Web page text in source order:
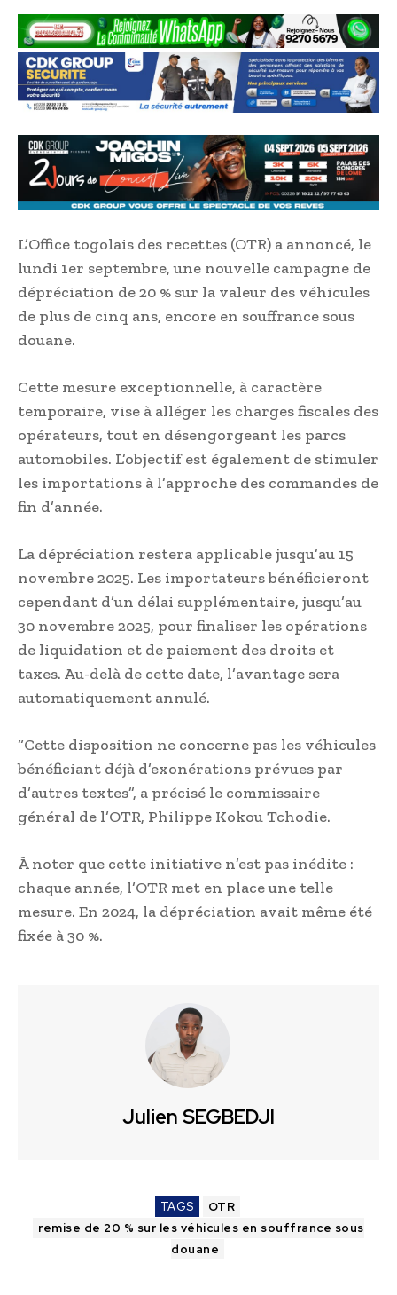
L’Office togolais des recettes (OTR) a annoncé, le
lundi 1er septembre, une nouvelle campagne de
dépréciation de 20 % sur la valeur des véhicules
de plus de cinq ans, encore en souffrance sous
douane.
Cette mesure exceptionnelle, à caractère
temporaire, vise à alléger les charges fiscales des
opérateurs, tout en désengorgeant les parcs
automobiles. L’objectif est également de stimuler
les importations à l’approche des commandes de
fin d’année.
La dépréciation restera applicable jusqu’au 15
novembre 2025. Les importateurs bénéficieront
cependant d’un délai supplémentaire, jusqu’au
30 novembre 2025, pour finaliser les opérations
de liquidation et de paiement des droits et
taxes. Au-delà de cette date, l’avantage sera
automatiquement annulé.
“Cette disposition ne concerne pas les véhicules
bénéficiant déjà d’exonérations prévues par
d’autres textes”, a précisé le commissaire
général de l’OTR, Philippe Kokou Tchodie.
À noter que cette initiative n’est pas inédite :
chaque année, l’OTR met en place une telle
mesure. En 2024, la dépréciation avait même été
fixée à 30 %.
Julien SEGBEDJI
TAGS
OTR
remise de 20 % sur les véhicules en souffrance sous
douane